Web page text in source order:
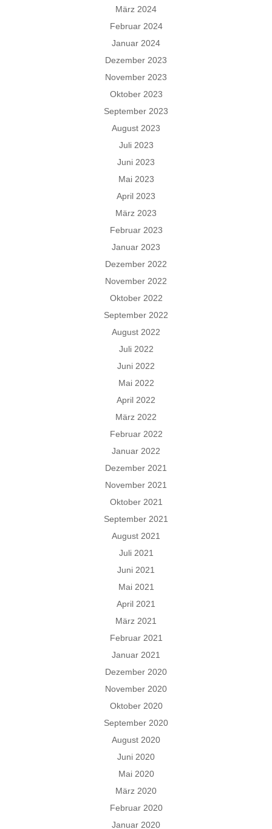
März 2024
Februar 2024
Januar 2024
Dezember 2023
November 2023
Oktober 2023
September 2023
August 2023
Juli 2023
Juni 2023
Mai 2023
April 2023
März 2023
Februar 2023
Januar 2023
Dezember 2022
November 2022
Oktober 2022
September 2022
August 2022
Juli 2022
Juni 2022
Mai 2022
April 2022
März 2022
Februar 2022
Januar 2022
Dezember 2021
November 2021
Oktober 2021
September 2021
August 2021
Juli 2021
Juni 2021
Mai 2021
April 2021
März 2021
Februar 2021
Januar 2021
Dezember 2020
November 2020
Oktober 2020
September 2020
August 2020
Juni 2020
Mai 2020
März 2020
Februar 2020
Januar 2020